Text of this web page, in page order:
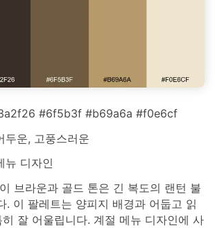
#6f5b3f #b69a6a #f0e6cf
두운, 고풍스러운
뉴 디자인
브라운과 골드 톤은 긴 복도의 랜턴 불
. 이 팔레트는 양피지 배경과 어둡고 읽
잘 어울립니다. 계절 메뉴 디자인에 사